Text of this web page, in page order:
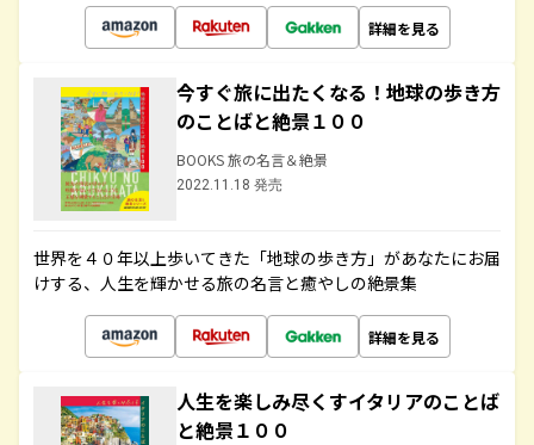
詳細を見る
今すぐ旅に出たくなる！地球の歩き方
のことばと絶景１００
BOOKS 旅の名言＆絶景
2022.11.18 発売
世界を４０年以上歩いてきた「地球の歩き方」があなたにお届
けする、人生を輝かせる旅の名言と癒やしの絶景集
詳細を見る
人生を楽しみ尽くすイタリアのことば
と絶景１００